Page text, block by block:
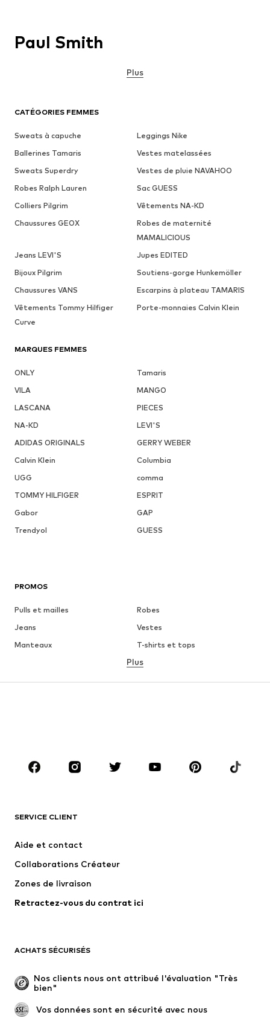
CATÉGORIES FEMMES
Sweats à capuche
Leggings Nike
Ballerines Tamaris
Vestes matelassées
Sweats Superdry
Vestes de pluie NAVAHOO
Robes Ralph Lauren
Sac GUESS
Colliers Pilgrim
Vêtements NA-KD
Chaussures GEOX
Robes de maternité
MAMALICIOUS
Jeans LEVI'S
Jupes EDITED
Bijoux Pilgrim
Soutiens-gorge Hunkemöller
Chaussures VANS
Escarpins à plateau TAMARIS
Vêtements Tommy Hilfiger
Curve
Porte-monnaies Calvin Klein
MARQUES FEMMES
ONLY
Tamaris
VILA
MANGO
LASCANA
PIECES
NA-KD
LEVI'S
ADIDAS ORIGINALS
GERRY WEBER
Calvin Klein
Columbia
UGG
comma
TOMMY HILFIGER
ESPRIT
Gabor
GAP
Trendyol
GUESS
PROMOS
Pulls et mailles
Robes
Jeans
Vestes
Manteaux
T-shirts et tops
Lingerie
Jupes
Blouses et tuniques
Accessoires
Premium
Nouveautés
Lingerie
Manteaux
Jupes
Occasions spéciales
Exclusif
Remise à neuf
Plus
SERVICE CLIENT
Aide et contact
Collaborations Créateur
Zones de livraison
Retractez-vous du contrat ici
ACHATS SÉCURISÉS
Nos clients nous ont attribué l'évaluation "Très
bien"
Vos données sont en sécurité avec nous
Paul Smith
Plus